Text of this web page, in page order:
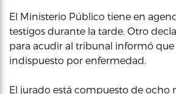
El Ministerio Público tiene en
testigos durante la tarde. Otro
para acudir al tribunal informó que
indispuesto por enfermedad.
El jurado está compuesto de ocho